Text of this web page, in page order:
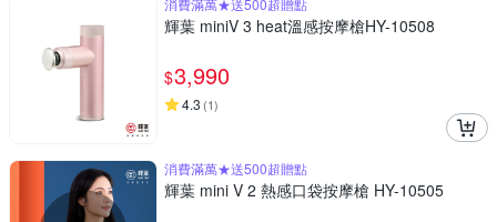
消費滿萬★送500超贈點
輝葉 miniV 3 heat溫感按摩槍HY-10508
$3,990
4.3 (1)
消費滿萬★送500超贈點
輝葉 mini V 2 熱感口袋按摩槍 HY-10505